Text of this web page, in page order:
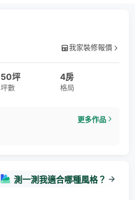
我家裝修報價
50坪
坪數
4房
格局
更多作品
測一測我適合哪種風格？